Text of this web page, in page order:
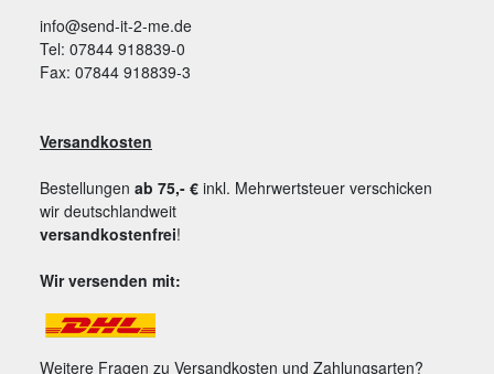
info@send-it-2-me.de
Tel: 07844 918839-0
Fax: 07844 918839-3
Versandkosten
Bestellungen ab 75,- € inkl. Mehrwertsteuer verschicken
wir deutschlandweit
versandkostenfrei!
Wir versenden mit:
Weitere Fragen zu Versandkosten und Zahlungsarten?